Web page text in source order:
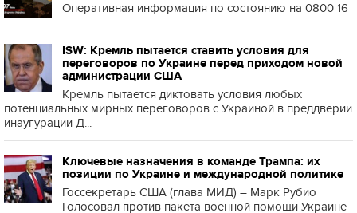
Оперативная информация по состоянию на 0800 16
ISW: Кремль пытается ставить условия для
переговоров по Украине перед приходом новой
администрации США
Кремль пытается диктовать условия любых
потенциальных мирных переговоров с Украиной в преддверии
инаугурации Д...
Ключевые назначения в команде Трампа: их
позиции по Украине и международной политике
Госсекретарь США (глава МИД) – Марк Рубио
Голосовал против пакета военной помощи Украине